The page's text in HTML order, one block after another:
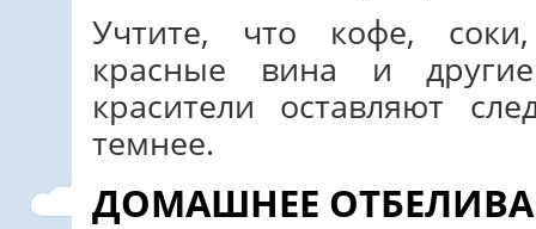
Учтите, что кофе,
красные вина и
красители оставляют
темнее.
ДОМАШНЕЕ